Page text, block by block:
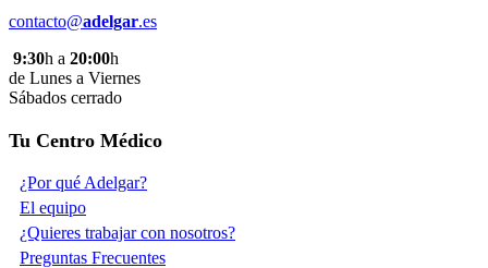
contacto@adelgar.es
9:30h a 20:00h
de Lunes a Viernes
Sábados cerrado
Tu Centro Médico
¿Por qué Adelgar?
El equipo
¿Quieres trabajar con nosotros?
Preguntas Frecuentes